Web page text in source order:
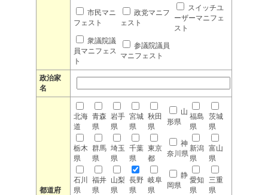
市民マニ
フェスト
政党マニフ
ェスト
スイッチユ
ーザーマニフェ
スト
衆議院議
員マニフェス
ト
参議院議員
マニフェスト
政治家
名
都道府
北海
道
青森
県
岩手
県
宮城
県
秋田
県
山
形県
福島
県
茨城
県
栃木
県
群馬
県
埼玉
県
千葉
県
東京
都
神
奈川県
新潟
県
富山
県
石川
県
福井
県
山梨
県
長野
県
岐阜
県
静
岡県
愛知
県
三重
県